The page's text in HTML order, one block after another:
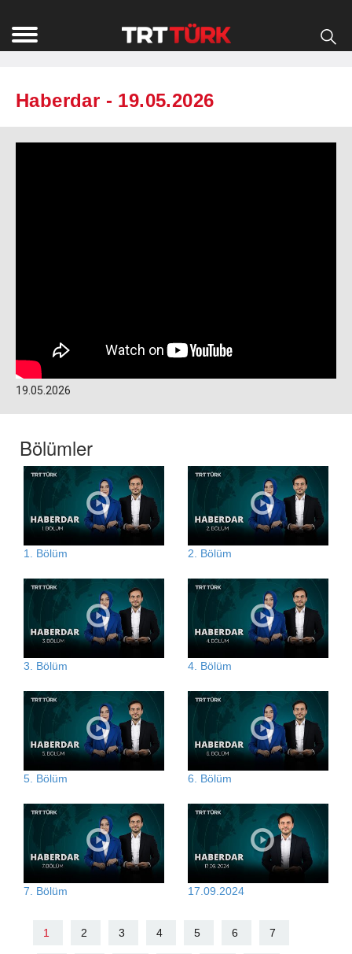
Haberdar - 19.05.2026
19.05.2026
Bölümler
1. Bölüm 2. Bölüm
3. Bölüm 4. Bölüm
5. Bölüm 6. Bölüm
7. Bölüm 17.09.2024
1 2 3 4 5 6 7